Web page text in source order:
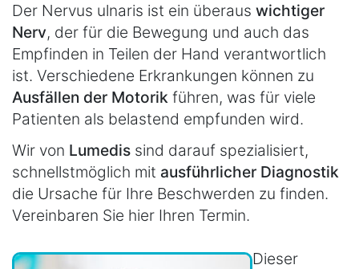
Der Nervus ulnaris ist ein überaus wichtiger
Nerv, der für die Bewegung und auch das
Empfinden in Teilen der Hand verantwortlich
ist. Verschiedene Erkrankungen können zu
Ausfällen der Motorik führen, was für viele
Patienten als belastend empfunden wird.
Wir von Lumedis sind darauf spezialisiert,
schnellstmöglich mit ausführlicher Diagnostik
die Ursache für Ihre Beschwerden zu finden.
Vereinbaren Sie hier Ihren Termin.
Dieser